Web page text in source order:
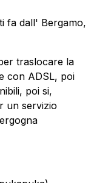
fa dall' Bergamo,
traslocare la
con ADSL, poi
poi si,
un servizio